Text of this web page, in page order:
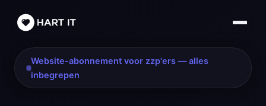
Website-abonnement voor zzp'ers — alles
inbegrepen